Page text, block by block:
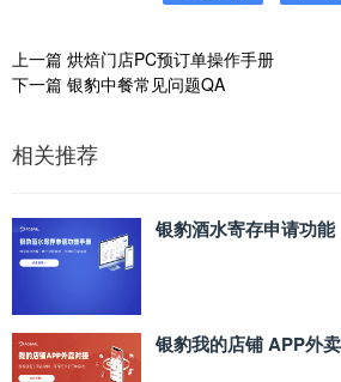
上一篇 烘焙门店PC预订单操作手册
下一篇 银豹中餐常见问题QA
相关推荐
银豹酒水寄存申请功能
银豹我的店铺 APP外